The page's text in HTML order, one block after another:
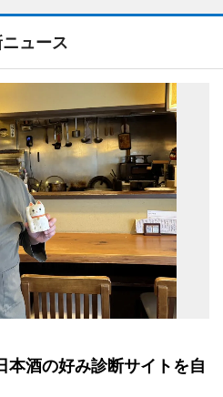
ュース
本酒の好み診断サイトを自